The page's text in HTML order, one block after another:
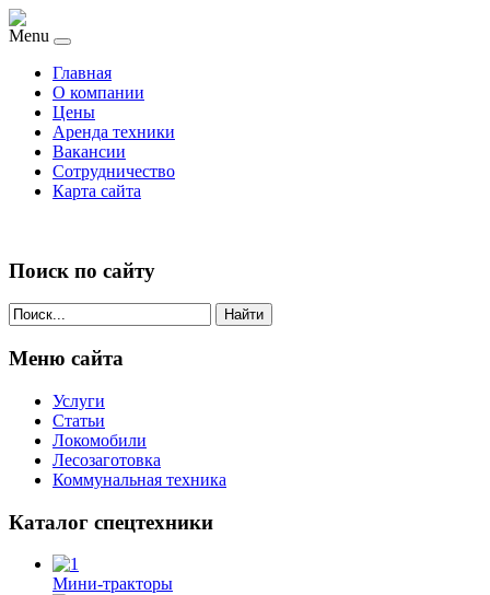
Menu
Главная
О компании
Цены
Аренда техники
Вакансии
Сотрудничество
Карта сайта
Поиск по сайту
Найти
Меню сайта
Услуги
Статьи
Локомобили
Лесозаготовка
Коммунальная техника
Каталог спецтехники
Мини-тракторы